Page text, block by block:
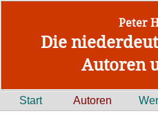
Peter
Die
Autoren
Start Autoren